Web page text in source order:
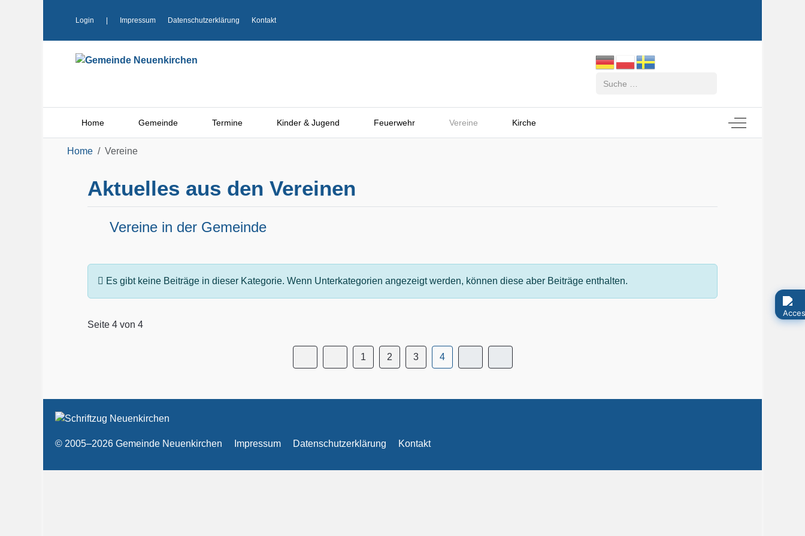
Login Impressum Datenschutzerklärung Kontakt
Home Gemeinde Termine Kinder & Jugend Feuerwehr Vereine Kirche Off-Canvas
Home Vereine
Aktuelles aus den Vereinen
Vereine in der Gemeinde
Information
Es gibt keine Beiträge in dieser Kategorie. Wenn Unterkategorien angezeigt werden, können diese aber Beiträge enthalten.
Seite 4 von 4
1 2 3 4
© 2005–2026 Gemeinde Neuenkirchen Impressum Datenschutzerklärung Kontakt